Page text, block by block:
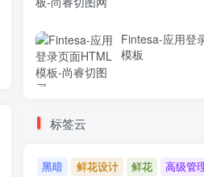
Tecmo-It解决方案与；技术HTML模板
Fintesa-应用登
模板
标签云
黑暗 鲜花设计 鲜花
高级管